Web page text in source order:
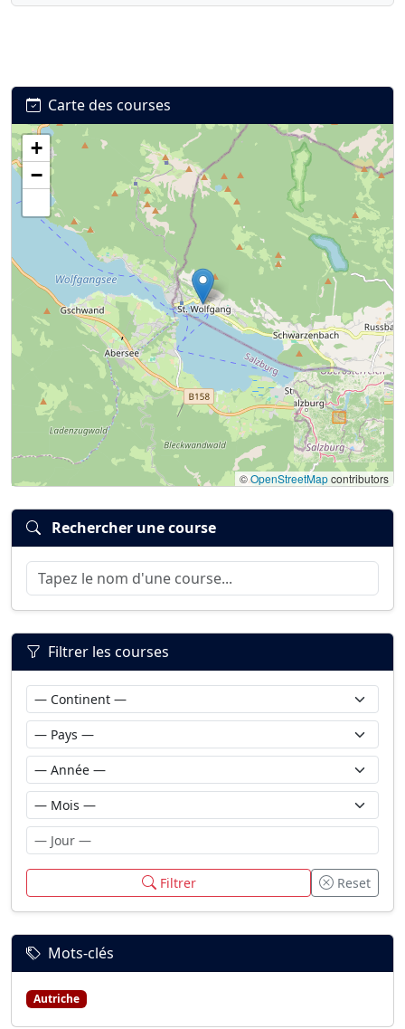
Connexion S’inscrire mot de passe oublié ?
Carte des courses
+
−
©OpenStreetMapcontributors
Rechercher une course
Filtrer les courses
Filtrer Reset
Mots-clés
Autriche